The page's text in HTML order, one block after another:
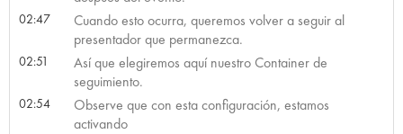
02:47
Cuando esto ocurra, queremos volver a seguir al
presentador que permanezca.
02:51
Así que elegiremos aquí nuestro Container de
seguimiento.
02:54
Observe que con esta configuración, estamos
activando